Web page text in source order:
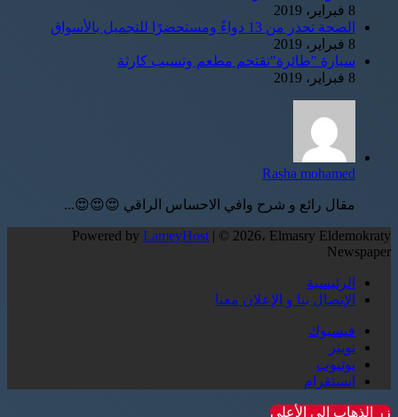
8 فبراير، 2019
الصحة تحذر من 13 دواءً ومستحضرًا للتجميل بالأسواق
8 فبراير، 2019
سيارة "طائرة"تقتحم مطعم وتسبب كارثة
8 فبراير، 2019
Rasha mohamed
مقال رائع و شرح وافي الاحساس الراقي 😍😍😍...
Powered by LameyHost| © 2026، Elmasry Eldemokraty
Newspaper
الرئيسية
الإتصال بنا و الإعلان معنا
فيسبوك
تويتر
يوتيوب
انستقرام
زر الذهاب إلى الأعلى